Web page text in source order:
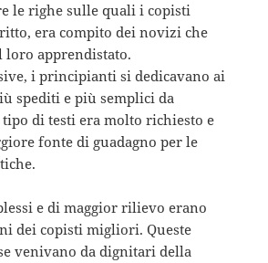
le righe sulle quali i copisti
era compito dei novizi che
apprendistato.
i principianti si dedicavano ai
spediti e più semplici da
tipo di testi era molto richiesto e
fonte di guadagno per le
e di maggior rilievo erano
dei copisti migliori. Queste
venivano da dignitari della